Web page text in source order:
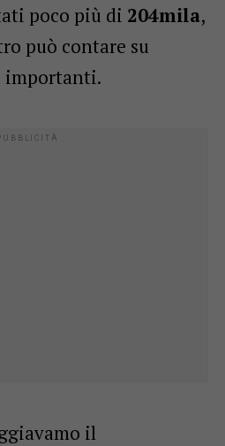
poco più di 204mila,
può contare su
importanti.
il